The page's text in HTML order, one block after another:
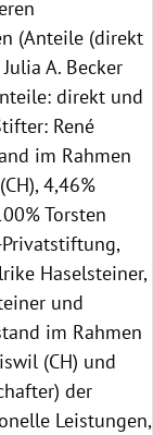
(Anteile (direkt
A. Becker
direkt und
René
im Rahmen
4,46%
Torsten
Haselsteiner,
und
im Rahmen
(CH) und
der
Leistungen,